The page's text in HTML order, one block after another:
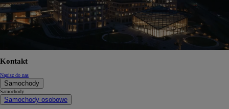
Kontakt
Napisz do nas
Samochody
Samochody
Samochody osobowe